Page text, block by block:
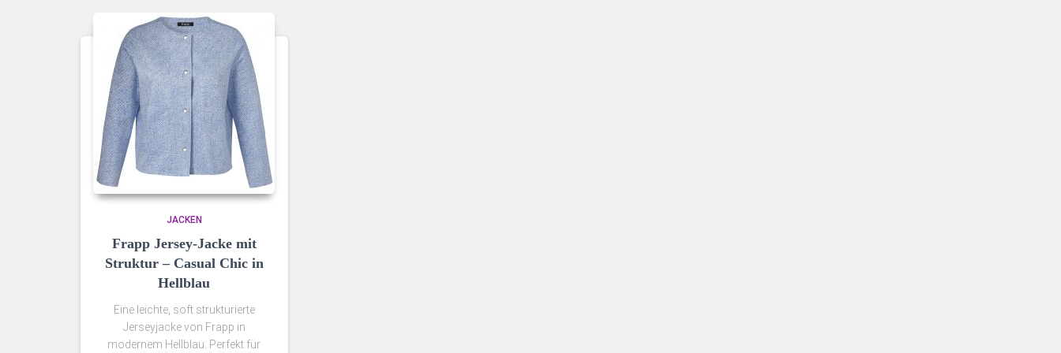
JACKEN
Frapp Jersey-Jacke mit
Struktur – Casual Chic in
Hellblau
Eine leichte, soft strukturierte
Jerseyjacke von Frapp in
modernem Hellblau. Perfekt für